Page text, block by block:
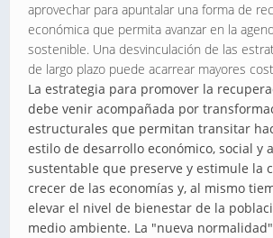
aprovechar para apuntalar una forma de
económica que permita avanzar en la
sostenible. Una desvinculación de las
de largo plazo puede acarrear mayores
La estrategia para promover la
debe venir acompañada por
estructurales que permitan transitar
estilo de desarrollo económico, social y
sustentable que preserve y estimule la
crecer de las economías y, al mismo
elevar el nivel de bienestar de la
medio ambiente. La "nueva